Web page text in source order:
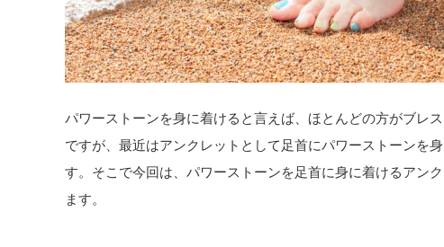
パワーストーンを身に着けると言えば、ほとんどの方がブレ
ですが、最近はアンクレットとして足首にパワーストーンを
す。そこで今回は、パワーストーンを足首に身に着けるアン
ます。